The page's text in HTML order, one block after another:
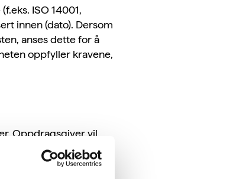
ISO 14001,
innen (dato). Dersom
anses dette for å
oppfyller kravene,
Oppdragsgiver vil